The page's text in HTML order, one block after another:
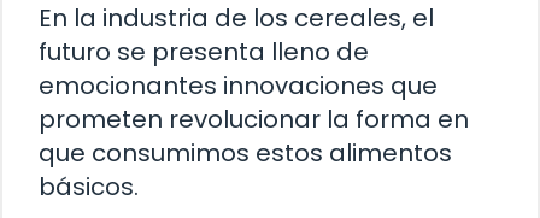
En la industria de los cereales, el
futuro se presenta lleno de
emocionantes innovaciones que
prometen revolucionar la forma en
que consumimos estos alimentos
básicos.